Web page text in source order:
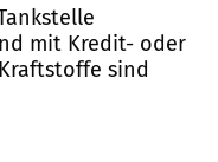
mit Kredit- oder
sind